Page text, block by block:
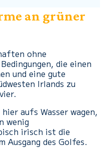
an grüner
ohne
die einen
und eine gute
Irlands zu
aufs Wasser wagen,
wenig
irisch ist die
Ausgang des Golfes.